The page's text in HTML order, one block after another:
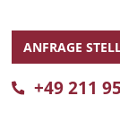
ANFRAGE
+49 211